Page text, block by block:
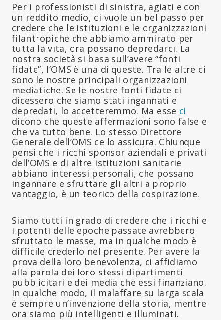
Per i professionisti di sinistra, agiati e con
un reddito medio, ci vuole un bel passo per
credere che le istituzioni e le organizzazioni
filantropiche che abbiamo ammirato per
tutta la vita, ora possano depredarci. La
nostra società si basa sull’avere “fonti
fidate”, l’OMS è una di queste. Tra le altre ci
sono le nostre principali organizzazioni
mediatiche. Se le nostre fonti fidate ci
dicessero che siamo stati ingannati e
depredati, lo accetteremmo. Ma esse ci
dicono che queste affermazioni sono false e
che va tutto bene. Lo stesso Direttore
Generale dell’OMS ce lo assicura. Chiunque
pensi che i ricchi sponsor aziendali e privati
dell’OMS e di altre istituzioni sanitarie
abbiano interessi personali, che possano
ingannare e sfruttare gli altri a proprio
vantaggio, è un teorico della cospirazione.
Siamo tutti in grado di credere che i ricchi e
i potenti delle epoche passate avrebbero
sfruttato le masse, ma in qualche modo è
difficile crederlo nel presente. Per avere la
prova della loro benevolenza, ci affidiamo
alla parola dei loro stessi dipartimenti
pubblicitari e dei media che essi finanziano.
In qualche modo, il malaffare su larga scala
è sempre un’invenzione della storia, mentre
ora siamo più intelligenti e illuminati.